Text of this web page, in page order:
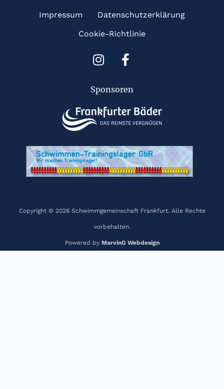
Impressum
Datenschutzerklärung
Cookie-Richtlinie
I
t
a
g
a
m
F
e
b
o
k
-
f
Sponsoren
Copyright © 2026 Schwimmgemeinschaft Frankfurt. Alle Rechte
vorbehalten.
Powered by MarvinG Webdesign